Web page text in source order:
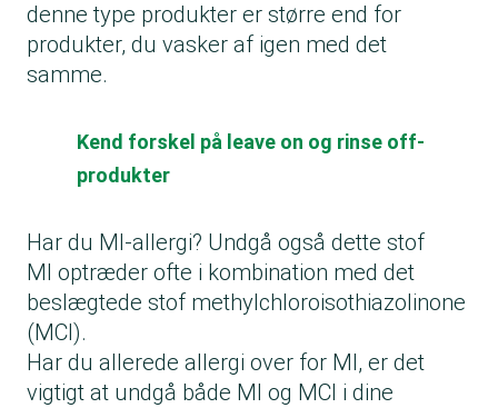
denne type produkter er større end for
produkter, du vasker af igen med det
samme.
Kend forskel på leave on og rinse off-
produkter
Har du MI-allergi? Undgå også dette stof
MI optræder ofte i kombination med det
beslægtede stof methylchloroisothiazolinone
(MCI).
Har du allerede allergi over for MI, er det
vigtigt at undgå både MI og MCI i dine